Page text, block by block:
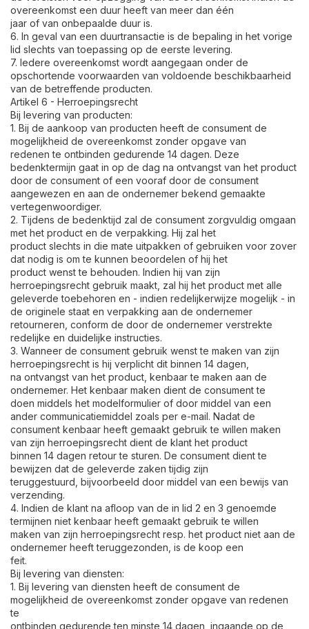
overeenkomst een duur heeft van meer dan één
jaar of van onbepaalde duur is.
6. In geval van een duurtransactie is de bepaling in het vorige
lid slechts van toepassing op de eerste levering.
7. Iedere overeenkomst wordt aangegaan onder de
opschortende voorwaarden van voldoende beschikbaarheid
van de betreffende producten.
Artikel 6 - Herroepingsrecht
Bij levering van producten:
1. Bij de aankoop van producten heeft de consument de
mogelijkheid de overeenkomst zonder opgave van
redenen te ontbinden gedurende 14 dagen. Deze
bedenktermijn gaat in op de dag na ontvangst van het product
door de consument of een vooraf door de consument
aangewezen en aan de ondernemer bekend gemaakte
vertegenwoordiger.
2. Tijdens de bedenktijd zal de consument zorgvuldig omgaan
met het product en de verpakking. Hij zal het
product slechts in die mate uitpakken of gebruiken voor zover
dat nodig is om te kunnen beoordelen of hij het
product wenst te behouden. Indien hij van zijn
herroepingsrecht gebruik maakt, zal hij het product met alle
geleverde toebehoren en - indien redelijkerwijze mogelijk - in
de originele staat en verpakking aan de ondernemer
retourneren, conform de door de ondernemer verstrekte
redelijke en duidelijke instructies.
3. Wanneer de consument gebruik wenst te maken van zijn
herroepingsrecht is hij verplicht dit binnen 14 dagen,
na ontvangst van het product, kenbaar te maken aan de
ondernemer. Het kenbaar maken dient de consument te
doen middels het modelformulier of door middel van een
ander communicatiemiddel zoals per e-mail. Nadat de
consument kenbaar heeft gemaakt gebruik te willen maken
van zijn herroepingsrecht dient de klant het product
binnen 14 dagen retour te sturen. De consument dient te
bewijzen dat de geleverde zaken tijdig zijn
teruggestuurd, bijvoorbeeld door middel van een bewijs van
verzending.
4. Indien de klant na afloop van de in lid 2 en 3 genoemde
termijnen niet kenbaar heeft gemaakt gebruik te willen
maken van zijn herroepingsrecht resp. het product niet aan de
ondernemer heeft teruggezonden, is de koop een
feit.
Bij levering van diensten:
1. Bij levering van diensten heeft de consument de
mogelijkheid de overeenkomst zonder opgave van redenen
te
ontbinden gedurende ten minste 14 dagen, ingaande op de